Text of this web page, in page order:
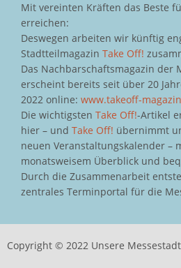
Mit vereinten Kräften das Beste
erreichen:
Deswegen arbeiten wir künftig
Stadtteilmagazin Take Off!
Das Nachbarschaftsmagazin der
erscheint bereits seit über 20
2022 online: www.takeoff-
Die wichtigsten Take Off!-Artikel
hier – und Take Off! übernimmt
neuen Veranstaltungskalender –
monatsweisem Überblick und
Durch die Zusammenarbeit
zentrales Terminportal für die
Copyright © 2022 Unsere Messestadt